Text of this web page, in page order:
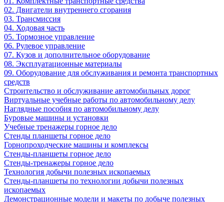
02. Двигатели внутреннего сгорания
03. Трансмиссия
04. Ходовая часть
05. Тормозное управление
06. Рулевое управление
07. Кузов и дополнительное оборудование
08. Эксплуатационные материалы
09. Оборудование для обслуживания и ремонта транспортных
средств
Строительство и обслуживание автомобильных дорог
Виртуальные учебные работы по автомобильному делу
Наглядные пособия по автомобильному делу
Буровые машины и установки
Учебные тренажеры горное дело
Стенды планшеты горное дело
Горнопроходческие машины и комплексы
Стенды-планшеты горное дело
Стенды-тренажеры горное дело
Технология добычи полезных ископаемых
Стенды-планшеты по технологии добычи полезных
ископаемых
Демонстрационные модели и макеты по добыче полезных